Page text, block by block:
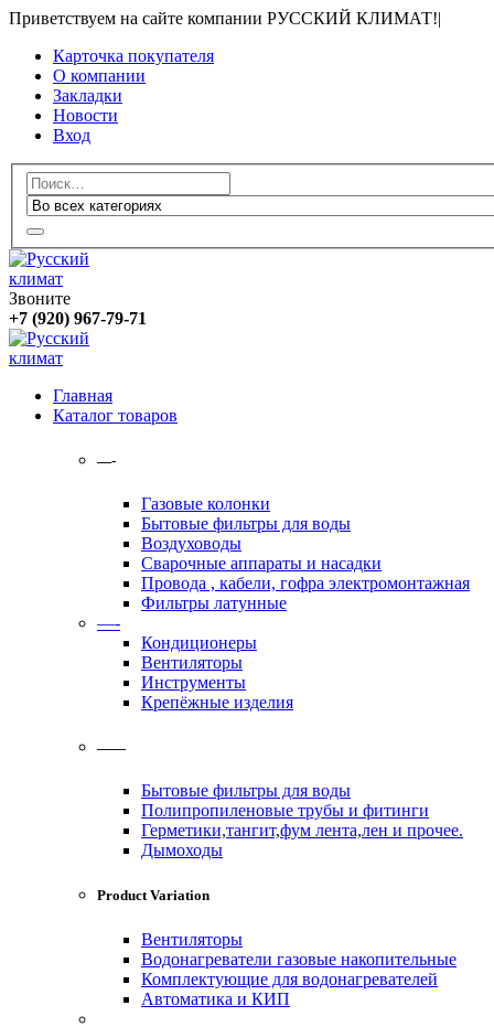
Приветствуем на сайте компании РУССКИЙ КЛИМАТ!|
Карточка покупателя
О компании
Закладки
Новости
Вход
Звоните
+7 (920) 967-79-71
Главная
Каталог товаров
—-
Газовые колонки
Бытовые фильтры для воды
Воздуховоды
Сварочные аппараты и насадки
Провода , кабели, гофра электромонтажная
Фильтры латунные
—-
Кондиционеры
Вентиляторы
Инструменты
Крепёжные изделия
——
Бытовые фильтры для воды
Полипропиленовые трубы и фитинги
Герметики,тангит,фум лента,лен и прочее.
Дымоходы
Product Variation
Вентиляторы
Водонагреватели газовые накопительные
Комплектующие для водонагревателей
Автоматика и КИП